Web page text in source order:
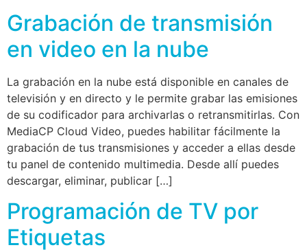
Grabación de transmisión
en video en la nube
La grabación en la nube está disponible en canales de
televisión y en directo y le permite grabar las emisiones
de su codificador para archivarlas o retransmitirlas. Con
MediaCP Cloud Video, puedes habilitar fácilmente la
grabación de tus transmisiones y acceder a ellas desde
tu panel de contenido multimedia. Desde allí puedes
descargar, eliminar, publicar […]
Programación de TV por
Etiquetas